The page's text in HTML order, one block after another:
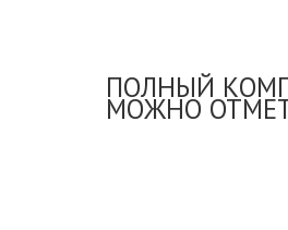
ПОЛНЫЙ
МОЖНО